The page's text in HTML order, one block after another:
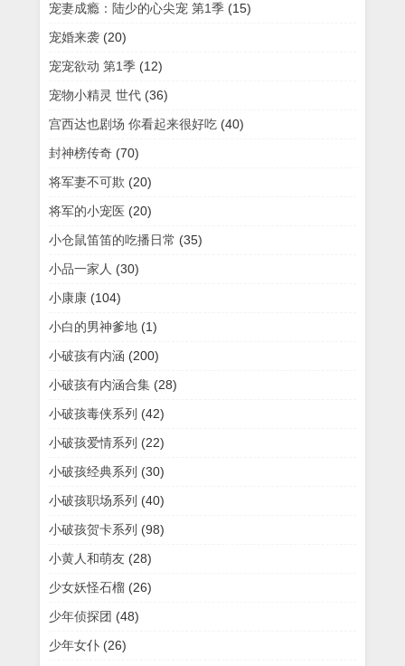
宠妻成瘾：陆少的心尖宠 第1季 (15)
宠婚来袭 (20)
宠宠欲动 第1季 (12)
宠物小精灵 世代 (36)
宫西达也剧场 你看起来很好吃 (40)
封神榜传奇 (70)
将军妻不可欺 (20)
将军的小宠医 (20)
小仓鼠笛笛的吃播日常 (35)
小品一家人 (30)
小康康 (104)
小白的男神爹地 (1)
小破孩有内涵 (200)
小破孩有内涵合集 (28)
小破孩毒侠系列 (42)
小破孩爱情系列 (22)
小破孩经典系列 (30)
小破孩职场系列 (40)
小破孩贺卡系列 (98)
小黄人和萌友 (28)
少女妖怪石榴 (26)
少年侦探团 (48)
少年女仆 (26)